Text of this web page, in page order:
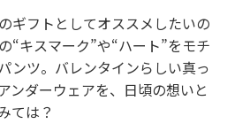
ギフトとしてオススメしたいの
“キスマーク”や“ハート”をモチ
ンツ。バレンタインらしい真っ
ンダーウェアを、日頃の想いと
ては？